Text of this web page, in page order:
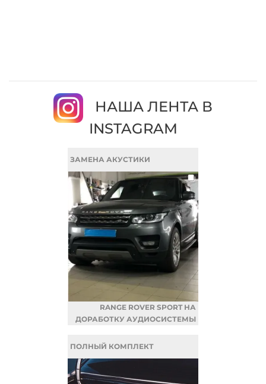
НАША ЛЕНТА В
INSTAGRAM
ЗАМЕНА АКУСТИКИ
RANGE ROVER SPORT НА
ДОРАБОТКУ АУДИОСИСТЕМЫ
ПОЛНЫЙ КОМПЛЕКТ